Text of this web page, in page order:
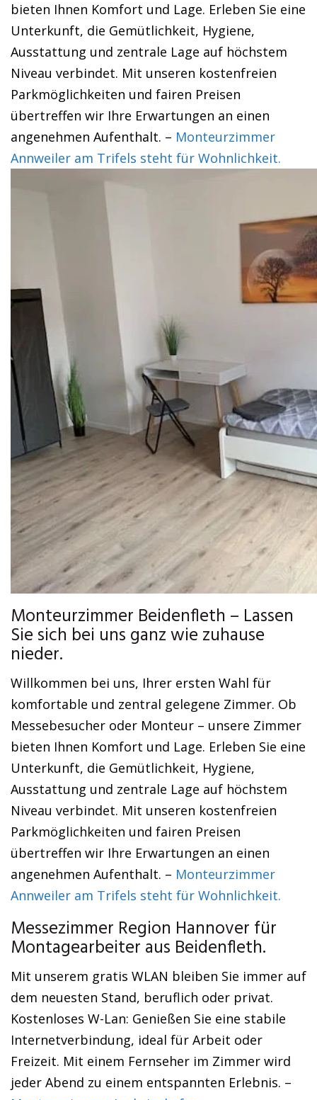
bieten Ihnen Komfort und Lage. Erleben Sie eine
Unterkunft, die Gemütlichkeit, Hygiene,
Ausstattung und zentrale Lage auf höchstem
Niveau verbindet. Mit unseren kostenfreien
Parkmöglichkeiten und fairen Preisen
übertreffen wir Ihre Erwartungen an einen
angenehmen Aufenthalt. – Monteurzimmer
Annweiler am Trifels steht für Wohnlichkeit.
Monteurzimmer Beidenfleth – Lassen
Sie sich bei uns ganz wie zuhause
nieder.
Willkommen bei uns, Ihrer ersten Wahl für
komfortable und zentral gelegene Zimmer. Ob
Messebesucher oder Monteur – unsere Zimmer
bieten Ihnen Komfort und Lage. Erleben Sie eine
Unterkunft, die Gemütlichkeit, Hygiene,
Ausstattung und zentrale Lage auf höchstem
Niveau verbindet. Mit unseren kostenfreien
Parkmöglichkeiten und fairen Preisen
übertreffen wir Ihre Erwartungen an einen
angenehmen Aufenthalt. – Monteurzimmer
Annweiler am Trifels steht für Wohnlichkeit.
Messezimmer Region Hannover für
Montagearbeiter aus Beidenfleth.
Mit unserem gratis WLAN bleiben Sie immer auf
dem neuesten Stand, beruflich oder privat.
Kostenloses W-Lan: Genießen Sie eine stabile
Internetverbindung, ideal für Arbeit oder
Freizeit. Mit einem Fernseher im Zimmer wird
jeder Abend zu einem entspannten Erlebnis. –